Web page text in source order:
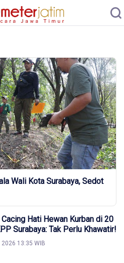
Wali Kota Surabaya, Sedot
Hati Hewan Kurban di 20
Surabaya: Tak Perlu Khawatir!
13:35 WIB